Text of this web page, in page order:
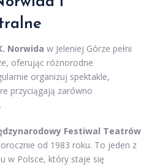
Norwida w Jeleniej Górze pełni
oferując różnorodne
organizuj spektakle,
przyciągają zarówno
Festiwal Teatrów
od 1983 roku. To jeden z
w Polsce, który staje się